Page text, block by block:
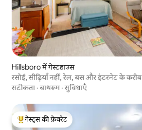
Hillsboro में गेस्टहाउस
रसोई, सीढ़ियाँ नहीं, रेल, बस और इंटरनेट के करीब
सटीकता ·बाथरूम·सुविधाएँ
गेस्ट्स का टॉप फ़ेवरेट
गेस्ट्स की फ़ेवरेट